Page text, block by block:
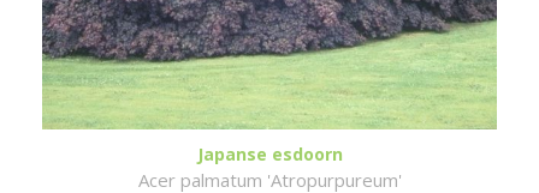
Japanse esdoorn
Acer palmatum 'Atropurpureum'